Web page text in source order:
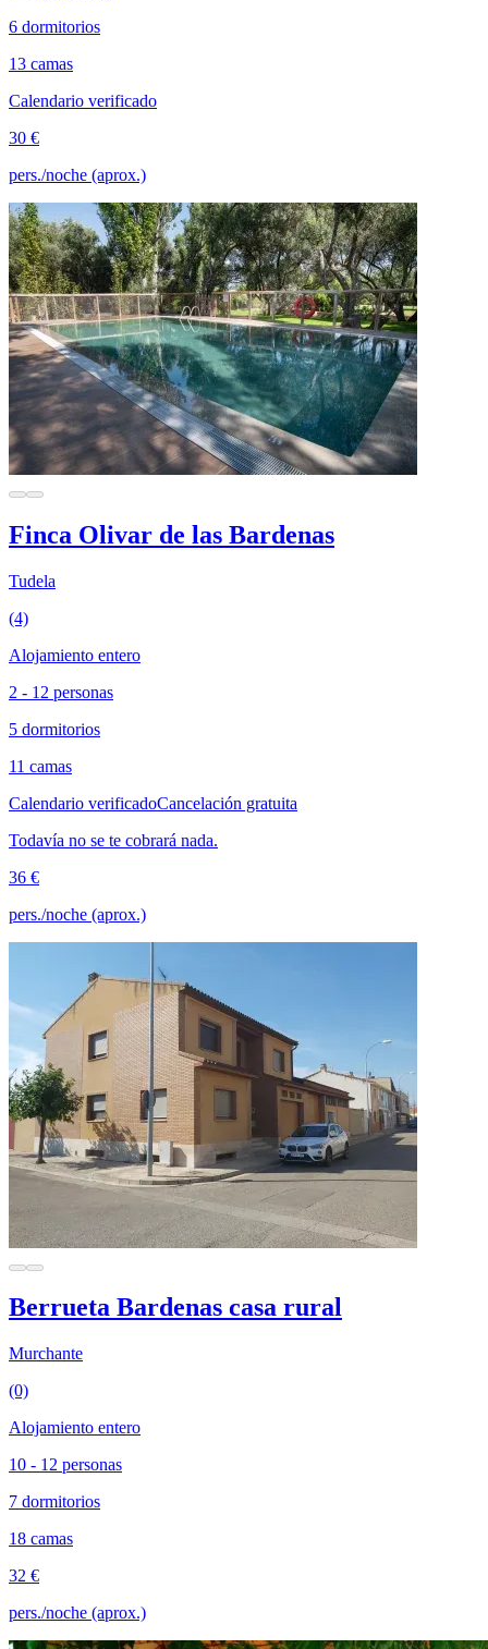
6 dormitorios
13 camas
Calendario verificado
30 €
pers./noche (aprox.)
Finca Olivar de las Bardenas
Tudela
(4)
Alojamiento entero
2 - 12 personas
5 dormitorios
11 camas
Calendario verificadoCancelación gratuita
Todavía no se te cobrará nada.
36 €
pers./noche (aprox.)
Berrueta Bardenas casa rural
Murchante
(0)
Alojamiento entero
10 - 12 personas
7 dormitorios
18 camas
32 €
pers./noche (aprox.)